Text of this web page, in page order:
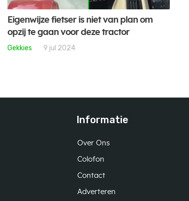
Eigenwijze fietser is niet van plan om
opzij te gaan voor deze tractor
Gekkies 9 jul 2024
Informatie
Over Ons
Colofon
Contact
Adverteren